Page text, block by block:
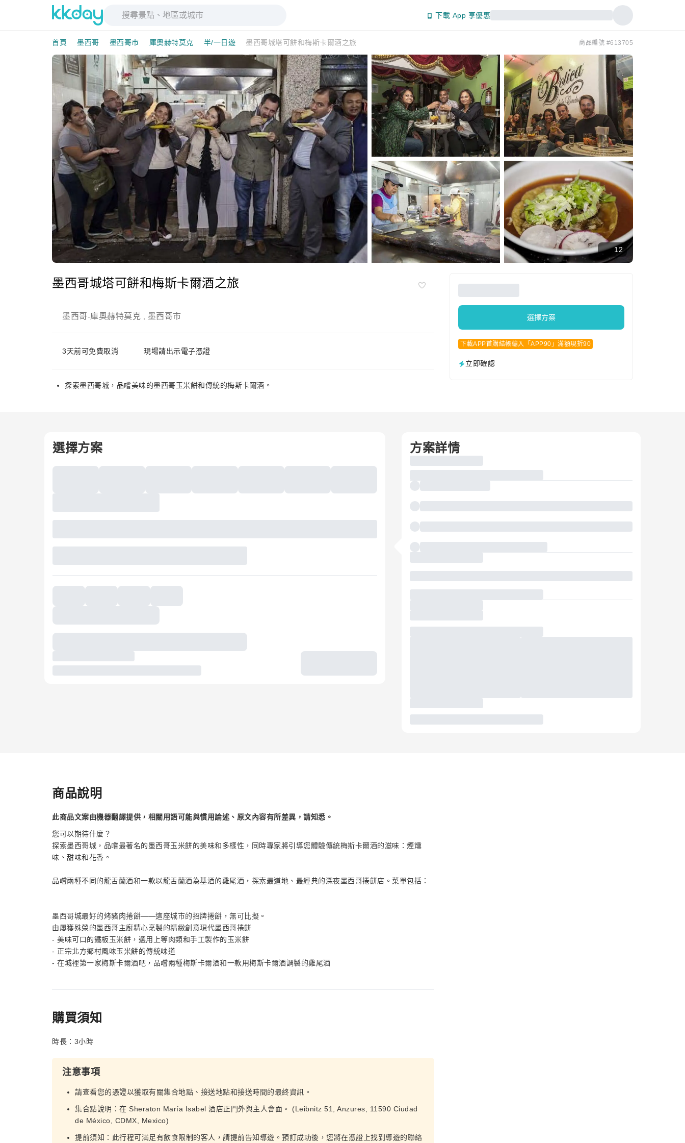
下載 App 享優惠
首頁 墨西哥 墨西哥市 庫奧赫特莫克 半/一日遊 墨西哥城塔可餅和梅斯卡爾酒之旅 商品編號 #613705
12
墨西哥城塔可餅和梅斯卡爾酒之旅
墨西哥-庫奧赫特莫克 墨西哥市
3天前可免費取消 現場請出示電子憑證
探索墨西哥城，品嚐美味的墨西哥玉米餅和傳統的梅斯卡爾酒。
選擇方案
下載APP首購結帳輸入「APP90」滿額現折90
立即確認
選擇方案 方案詳情
商品說明
此商品文案由機器翻譯提供，相關用語可能與慣用論述、原文內容有所差異，請知悉。
您可以期待什麼？
探索墨西哥城，品嚐最著名的墨西哥玉米餅的美味和多樣性，同時專家將引導您體驗傳統梅斯卡爾酒的滋味：煙燻
味、甜味和花香。
品嚐兩種不同的龍舌蘭酒和一款以龍舌蘭酒為基酒的雞尾酒，探索最道地、最經典的深夜墨西哥捲餅店。菜單包括：
墨西哥城最好的烤豬肉捲餅——這座城市的招牌捲餅，無可比擬。
由屢獲殊榮的墨西哥主廚精心烹製的精緻創意現代墨西哥捲餅
- 美味可口的鐵板玉米餅，選用上等肉類和手工製作的玉米餅
- 正宗北方鄉村風味玉米餅的傳統味道
- 在城裡第一家梅斯卡爾酒吧，品嚐兩種梅斯卡爾酒和一款用梅斯卡爾酒調製的雞尾酒
購買須知
時長：3小時
注意事項
請查看您的憑證以獲取有關集合地點、接送地點和接送時間的最終資訊。
集合點說明：在 Sheraton María Isabel 酒店正門外與主人會面。 (Leibnitz 51, Anzures, 11590 Ciudad
de México, CDMX, Mexico)
提前須知：此行程可滿足有飲食限制的客人，請提前告知導遊。預訂成功後，您將在憑證上找到導遊的聯絡